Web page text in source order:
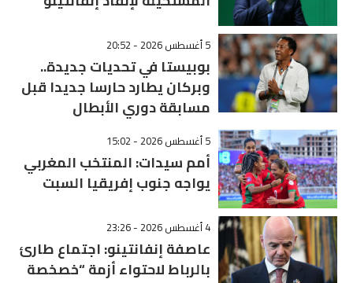
5 أغسطس 2026 - 20:52
بوبيستا في تحديات جديدة..
وبركان يطارد حارسا جديدا قبل
مسابقة دوري الأبطال
5 أغسطس 2026 - 15:02
أمم سيدات: المنتخب المغربي
يواجه جنوب إفريقيا السبت
4 أغسطس 2026 - 23:26
عاصفة إنفانتينو: اجتماع طارئ
بالرباط لاحتواء أزمة “خصخصة